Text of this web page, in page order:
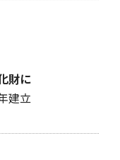
財に
建立